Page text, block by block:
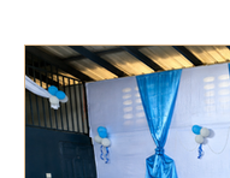
EN LA VOZ DE
VOZ EXPERTA